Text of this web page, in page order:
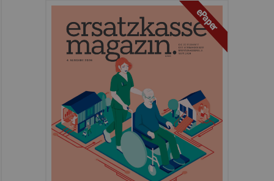
ePaper